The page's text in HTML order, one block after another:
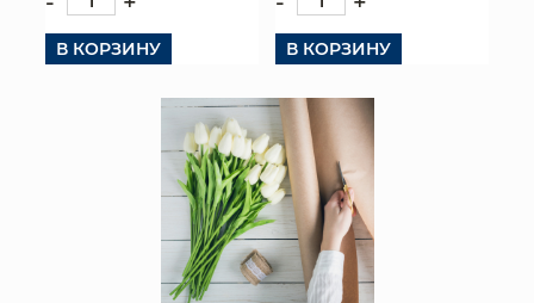
СУНДУКИ
ИСКУССТВЕННЫЕ ЦВЕТЫ
ПАКЕТЫ И СУМКИ
ПОДАРОЧНЫЕ КАРТЫ
ТОРГОВЫЙ ЦЕНТР
В КОРЗИНУ В КОРЗИНУ